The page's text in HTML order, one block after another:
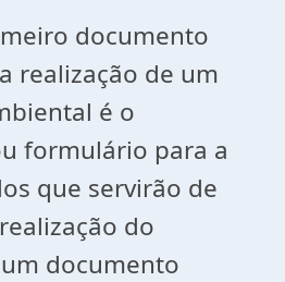
documento
realização de um
é o
formulário para a
que servirão de
do
documento